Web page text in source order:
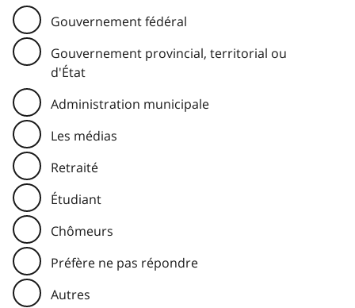
Gouvernement fédéral
Gouvernement provincial, territorial ou
d'État
Administration municipale
Les médias
Retraité
Étudiant
Chômeurs
Préfère ne pas répondre
Autres